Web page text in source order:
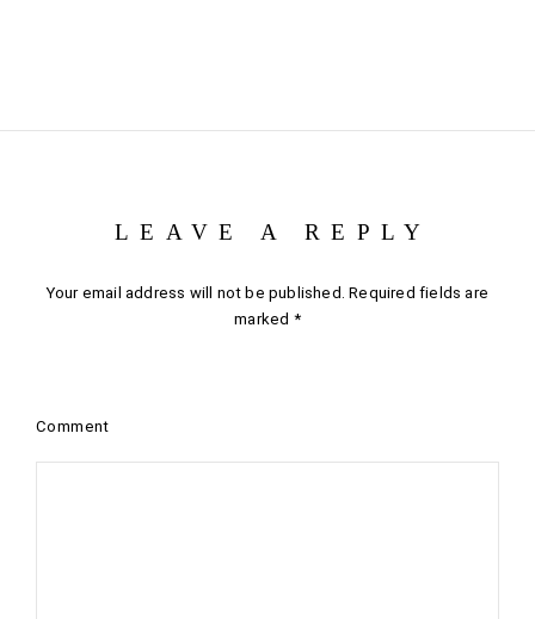
LEAVE A REPLY
Your email address will not be published. Required fields are
marked *
Comment